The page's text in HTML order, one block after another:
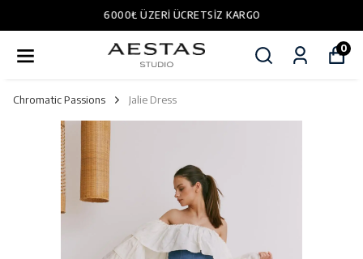
6000₺ ÜZERI ÜCRETSIZ KARGO
0
Chromatic Passions Jalie Dress